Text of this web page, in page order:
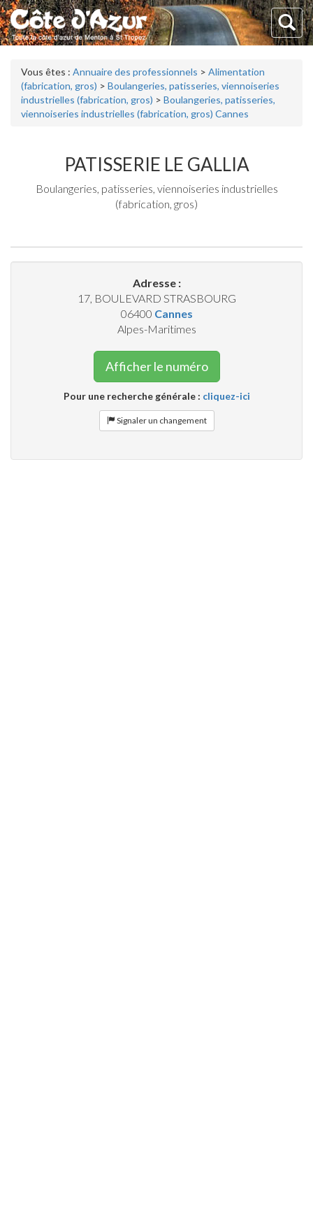
Vous êtes : Annuaire des professionnels > Alimentation
(fabrication, gros) > Boulangeries, patisseries, viennoiseries
industrielles (fabrication, gros) > Boulangeries, patisseries,
viennoiseries industrielles (fabrication, gros) Cannes
PATISSERIE LE GALLIA
Boulangeries, patisseries, viennoiseries industrielles
(fabrication, gros)
Adresse :
17, BOULEVARD STRASBOURG
06400 Cannes
Alpes-Maritimes
Afficher le numéro
Pour une recherche générale : cliquez-ici
Signaler un changement